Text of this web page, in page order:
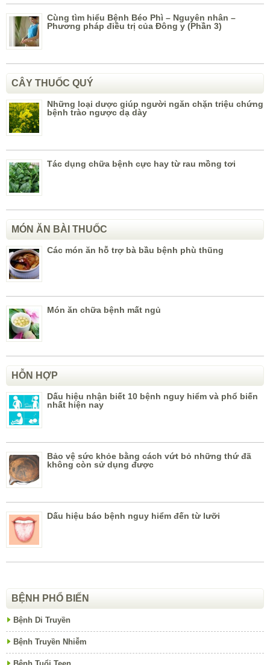
Cùng tìm hiểu Bệnh Béo Phì – Nguyên nhân –
Phương pháp điều trị của Đông y (Phần 3)
CÂY THUỐC QUÝ
Những loại dược giúp người ngăn chặn triệu chứng
bệnh trào ngược dạ dày
Tác dụng chữa bệnh cực hay từ rau mồng tơi
MÓN ĂN BÀI THUỐC
Các món ăn hỗ trợ bà bầu bệnh phù thũng
Món ăn chữa bệnh mất ngủ
HỖN HỢP
Dấu hiệu nhận biết 10 bệnh nguy hiểm và phổ biến
nhất hiện nay
Bảo vệ sức khỏe bằng cách vứt bỏ những thứ đã
không còn sử dụng được
Dấu hiệu báo bệnh nguy hiểm đến từ lưỡi
BỆNH PHỔ BIẾN
Bệnh Di Truyền
Bệnh Truyền Nhiễm